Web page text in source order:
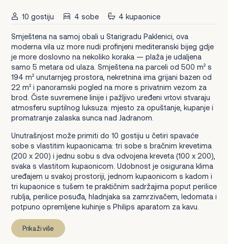
10 gostiju 4 sobe 4 kupaonice
Smještena na samoj obali u Starigradu Paklenici, ova
moderna vila uz more nudi profinjeni mediteranski bijeg gdje
je more doslovno na nekoliko koraka — plaža je udaljena
samo 5 metara od ulaza. Smještena na parceli od 500 m² s
194 m² unutarnjeg prostora, nekretnina ima grijani bazen od
22 m² i panoramski pogled na more s privatnim vezom za
brod. Čiste suvremene linije i pažljivo uređeni vrtovi stvaraju
atmosferu suptilnog luksuza: mjesto za opuštanje, kupanje i
promatranje zalaska sunca nad Jadranom.
Unutrašnjost može primiti do 10 gostiju u četiri spavaće
sobe s vlastitim kupaonicama: tri sobe s bračnim krevetima
(200 x 200) i jednu sobu s dva odvojena kreveta (100 x 200),
svaka s vlastitom kupaonicom. Udobnost je osigurana klima
uređajem u svakoj prostoriji, jednom kupaonicom s kadom i
tri kupaonice s tušem te praktičnim sadržajima poput perilice
rublja, perilice posuđa, hladnjaka sa zamrzivačem, ledomata i
potpuno opremljene kuhinje s Philips aparatom za kavu.
Prikaži više